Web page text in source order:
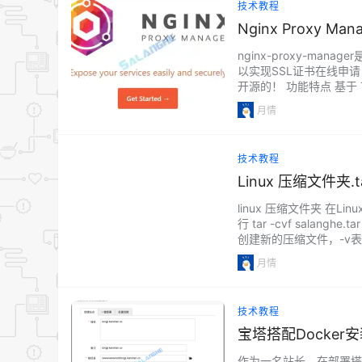
技术教程
Nginx Proxy
nginx-proxy-manager
以实现SSL证书在线申
开源的！ 功能特点 基
轻松创建转发域、重定
月情
技术教程
Linux 压缩文件夹
linux 压缩文件夹 在
行 tar -cvf salanghe.tar
创建新的压缩文件，-v
e/是要压缩的文件夹路
月情
技术教程
宝塔搭配Docker